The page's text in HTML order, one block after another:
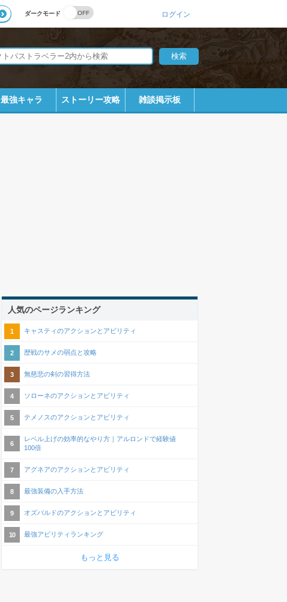
ダークモード ログイン
最強キャラ ストーリー攻略 雑談掲示板
人気のページランキング
キャスティのアクションとアビリティ
歴戦のサメの弱点と攻略
無慈悲の剣の習得方法
ソローネのアクションとアビリティ
テメノスのアクションとアビリティ
レベル上げの効率的なやり方｜アルロンドで経験値
100倍
アグネアのアクションとアビリティ
最強装備の入手方法
オズバルドのアクションとアビリティ
最強アビリティランキング
もっと見る